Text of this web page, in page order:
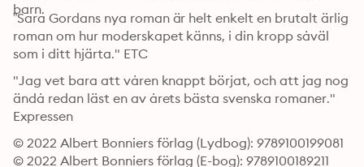
barn.
”Sara Gordans nya roman är helt enkelt en brutalt ärlig
roman om hur moderskapet känns, i din kropp såväl
som i ditt hjärta." ETC
"Jag vet bara att våren knappt börjat, och att jag nog
ändå redan läst en av årets bästa svenska romaner."
Expressen
© 2022 Albert Bonniers förlag (Lydbog): 9789100199081
© 2022 Albert Bonniers förlag (E-bog): 9789100189211